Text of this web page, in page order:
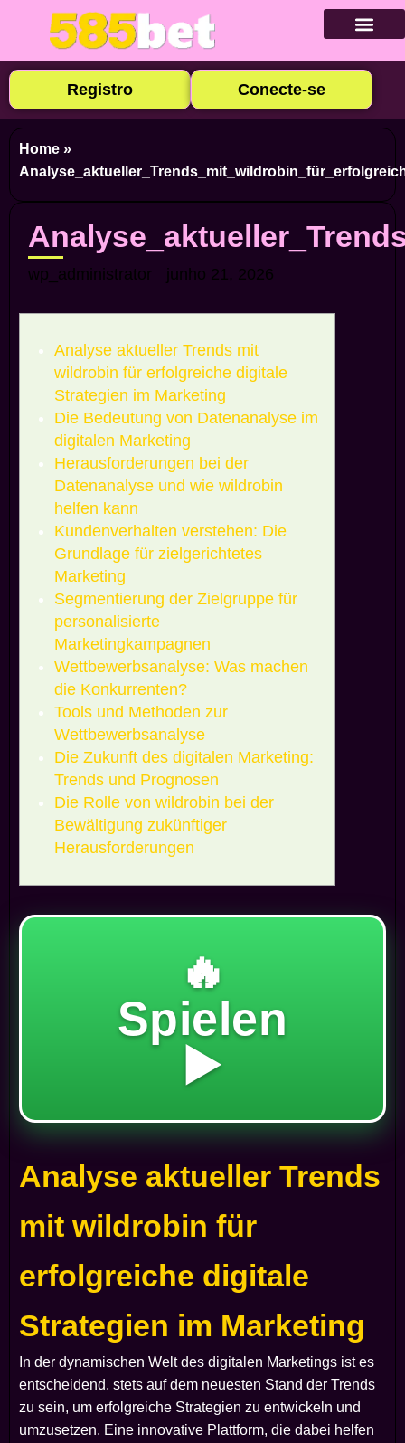
Registro Conecte-se
Home »
wp_administrator junho 21, 2026
Analyse aktueller Trends mit
wildrobin für erfolgreiche digitale
Strategien im Marketing
Die Bedeutung von Datenanalyse im
digitalen Marketing
Herausforderungen bei der
Datenanalyse und wie wildrobin
helfen kann
Kundenverhalten verstehen: Die
Grundlage für zielgerichtetes
Marketing
Segmentierung der Zielgruppe für
personalisierte
Marketingkampagnen
Wettbewerbsanalyse: Was machen
die Konkurrenten?
Tools und Methoden zur
Wettbewerbsanalyse
Die Zukunft des digitalen Marketing:
Trends und Prognosen
Die Rolle von wildrobin bei der
Bewältigung zukünftiger
Herausforderungen
🔥
Spielen
▶️
Analyse aktueller Trends
mit wildrobin für
erfolgreiche digitale
Strategien im Marketing
In der dynamischen Welt des digitalen Marketings ist es
entscheidend, stets auf dem neuesten Stand der Trends
zu sein, um erfolgreiche Strategien zu entwickeln und
umzusetzen. Eine innovative Plattform, die dabei helfen